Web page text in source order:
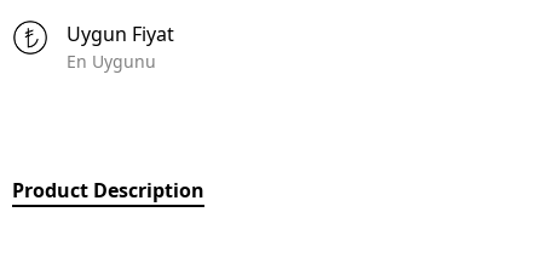
Uygun Fiyat
En Uygunu
Product Description